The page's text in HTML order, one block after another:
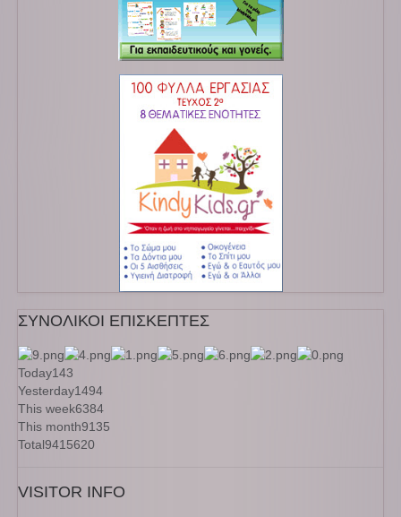
ΣΥΝΟΛΙΚΟΙ ΕΠΙΣΚΕΠΤΕΣ
Today143
Yesterday1494
This week6384
This month9135
Total9415620
VISITOR INFO